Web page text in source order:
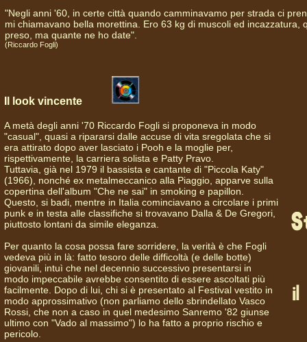
"Negli anni '60, in certe città quando camminavamo per strada ci
mi chiamavano bella morettina. Ero 63 kg di muscoli ed incazzatura,
preso, ma quante ne ho date".
(Riccardo Fogli)
Il look vincente
A metà degli anni '70 Riccardo Fogli si proponeva in modo
"casual", quasi a ripararsi dalle accuse di vita sregolata che si
era attirato dopo aver lasciato i Pooh e la moglie per,
rispettivamente, la carriera solista e Patty Pravo.
Tuttavia, già nel 1979 il bassista e cantante di "Piccola Katy"
(1966), nonché ex metalmeccanico alla Piaggio, apparve sulla
copertina dell'album "Che ne sai" in smoking e papillon.
Questo, si badi, mentre in Italia cominciavano a circolare i primi
punk e in testa alle classifiche si trovavano Dalla & De Gregori,
piuttosto lontani da simile eleganza.
Per quanto la cosa possa fare sorridere, la verità è che Fogli
vedeva più in là: fatto tesoro delle difficoltà (e delle botte)
giovanili, intuì che nel decennio successivo presentarsi in
modo impeccabile avrebbe consentito di essere ascoltati più
facilmente. Dopo di lui, chi si è presentato al Festival vestito in
modo approssimativo (non parliamo dello sbrindellato Vasco
Rossi, che non a caso in quel medesimo Sanremo '82 giunse
ultimo con "Vado al massimo") lo ha fatto a proprio rischio e
pericolo.